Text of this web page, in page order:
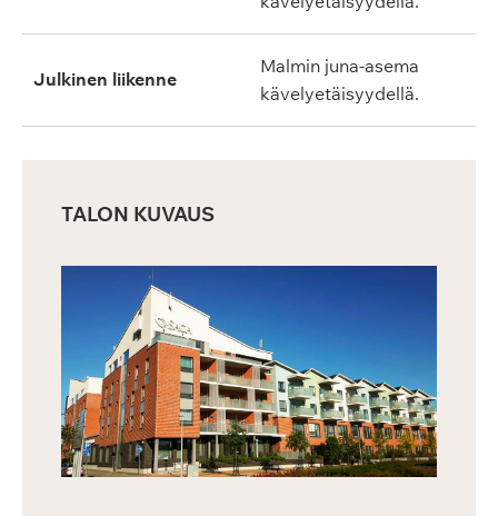
Julkinen liikenne
Malmin juna-asema
kävelyetäisyydellä.
TALON KUVAUS